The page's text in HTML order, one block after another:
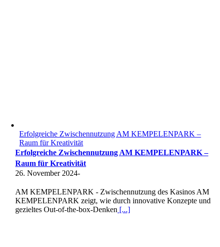
Erfolgreiche Zwischennutzung AM KEMPELENPARK –
Raum für Kreativität
Erfolgreiche Zwischennutzung AM KEMPELENPARK –
Raum für Kreativität
26. November 2024-
AM KEMPELENPARK - Zwischennutzung des Kasinos AM
KEMPELENPARK zeigt, wie durch innovative Konzepte und
gezieltes Out-of-the-box-Denken [...]